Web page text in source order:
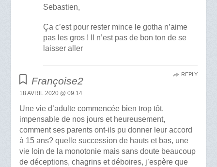
Sebastien,
Ça c’est pour rester mince le gotha n’aime
pas les gros ! Il n’est pas de bon ton de se
laisser aller
Françoise2
18 AVRIL 2020 @ 09:14
Une vie d’adulte commencée bien trop tôt,
impensable de nos jours et heureusement,
comment ses parents ont-ils pu donner leur accord
à 15 ans? quelle succession de hauts et bas, une
vie loin de la monotonie mais sans doute beaucoup
de déceptions, chagrins et déboires, j’espère que
REPLY